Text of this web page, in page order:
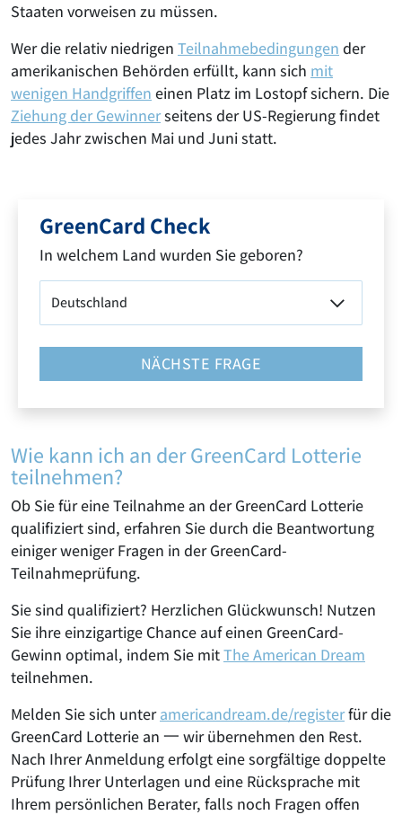
Staaten vorweisen zu müssen.
Wer die relativ niedrigen Teilnahmebedingungen der
amerikanischen Behörden erfüllt, kann sich mit
wenigen Handgriffen einen Platz im Lostopf sichern. Die
Ziehung der Gewinnerseitens der US-Regierung findet
jedes Jahr zwischen Mai und Juni statt.
GreenCard Check
In welchem Land wurden Sie geboren?
NÄCHSTE FRAGE
Wie kann ich an der GreenCard Lotterie
teilnehmen?
Ob Sie für eine Teilnahme an der GreenCard Lotterie
qualifiziert sind, erfahren Sie durch die Beantwortung
einiger weniger Fragen in der GreenCard-
Teilnahmeprüfung.
Sie sind qualifiziert? Herzlichen Glückwunsch! Nutzen
Sie ihre einzigartige Chance aufeinen GreenCard-
Gewinn optimal, indem Sie mitThe American Dream
teilnehmen.
Melden Sie sich unteramericandream.de/registerfür die
GreenCard Lotterie an 一 wir übernehmen den Rest.
Nach Ihrer Anmeldung erfolgt eine sorgfältige doppelte
Prüfung Ihrer Unterlagen und eine Rücksprache mit
Ihrem persönlichen Berater, falls noch Fragen offen